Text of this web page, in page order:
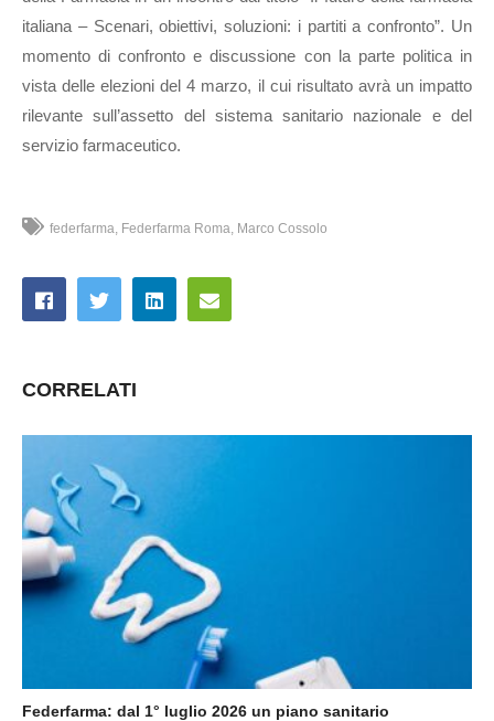
italiana – Scenari, obiettivi, soluzioni: i partiti a confronto”. Un
momento di confronto e discussione con la parte politica in
vista delle elezioni del 4 marzo, il cui risultato avrà un impatto
rilevante sull’assetto del sistema sanitario nazionale e del
servizio farmaceutico.
federfarma Federfarma Roma Marco Cossolo
CORRELATI
Federfarma: dal 1° luglio 2026 un piano sanitario